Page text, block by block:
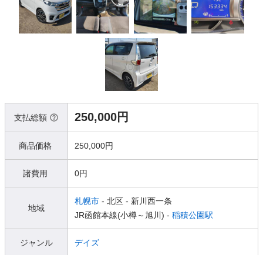
支払総額 250,000円
商品価格 250,000円
諸費用 0円
地域
札幌市 - 北区 - 新川西一条
JR函館本線(小樽～旭川) - 稲積公園駅
ジャンル デイズ